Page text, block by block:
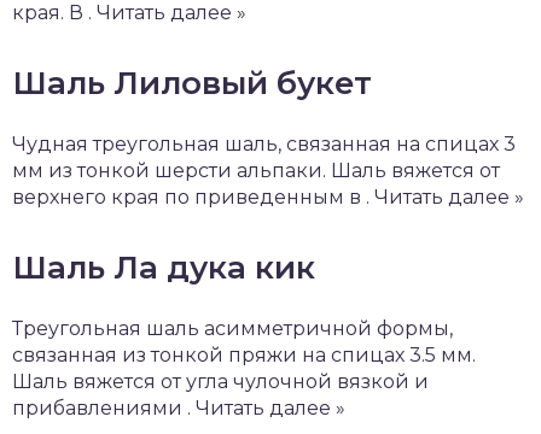
края. В . Читать далее »
Шаль Лиловый букет
Чудная треугольная шаль, связанная на спицах 3
мм из тонкой шерсти альпаки. Шаль вяжется от
верхнего края по приведенным в . Читать далее »
Шаль Ла дука кик
Треугольная шаль асимметричной формы,
связанная из тонкой пряжи на спицах 3.5 мм.
Шаль вяжется от угла чулочной вязкой и
прибавлениями . Читать далее »